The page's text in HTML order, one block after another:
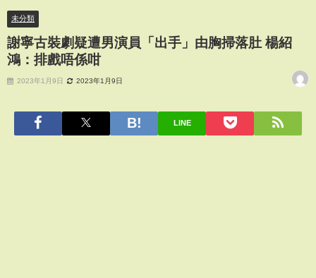
未分類
謝寧古裝劇疑遭男演員「出手」由胸掃落肚 楊紹
鴻：排戲唔係咁
2023年1月9日 2023年1月9日
LINE